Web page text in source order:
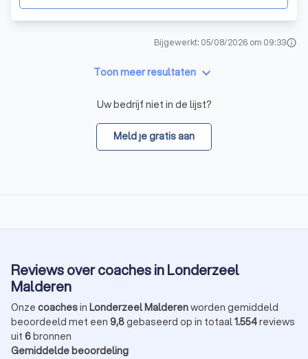
Bijgewerkt: 05/08/2026 om 09:33info
Toon meer resultaten keyboard_arrow_down
Uw bedrijf niet in de lijst?
Meld je gratis aan
Reviews over coaches in Londerzeel
Malderen
Onze coachesin Londerzeel Malderenworden gemiddeld
beoordeeld met een 9,8gebaseerd op in totaal1.554reviews
uit 6bronnen
Gemiddelde beoordeling